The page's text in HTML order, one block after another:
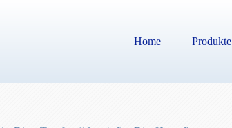
Home
Produkte